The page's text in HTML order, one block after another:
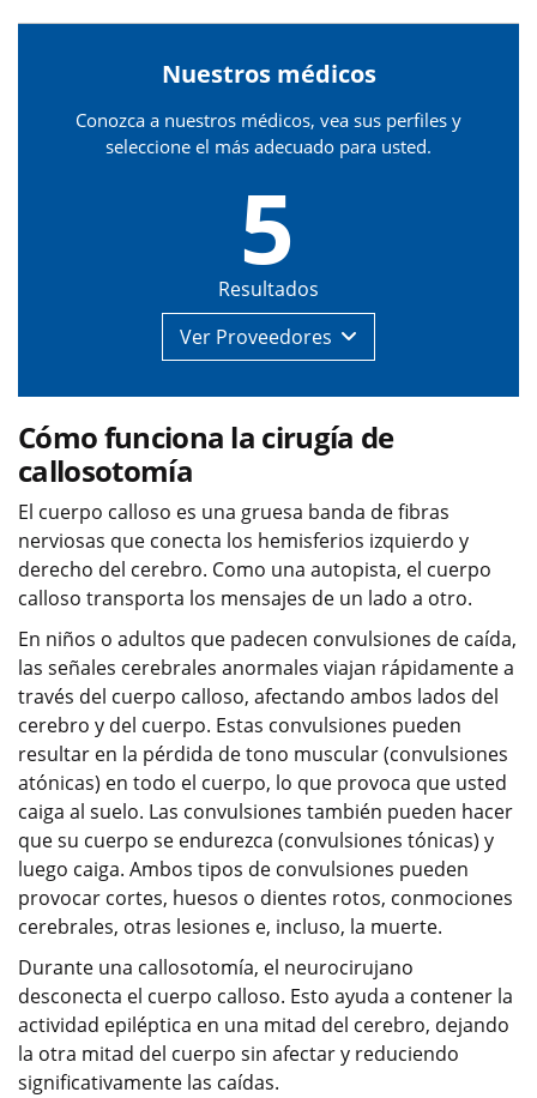
5
Resultados
Ver Proveedores
Nuestros médicos
Conozca a nuestros médicos, vea sus perfiles y
seleccione el más adecuado para usted.
Cómo funciona la cirugía de
callosotomía
El cuerpo calloso es una gruesa banda de fibras
nerviosas que conecta los hemisferios izquierdo y
derecho del cerebro. Como una autopista, el cuerpo
calloso transporta los mensajes de un lado a otro.
En niños o adultos que padecen convulsiones de caída,
las señales cerebrales anormales viajan rápidamente a
través del cuerpo calloso, afectando ambos lados del
cerebro y del cuerpo. Estas convulsiones pueden
resultar en la pérdida de tono muscular (convulsiones
atónicas) en todo el cuerpo, lo que provoca que usted
caiga al suelo. Las convulsiones también pueden hacer
que su cuerpo se endurezca (convulsiones tónicas) y
luego caiga. Ambos tipos de convulsiones pueden
provocar cortes, huesos o dientes rotos, conmociones
cerebrales, otras lesiones e, incluso, la muerte.
Durante una callosotomía, el neurocirujano
desconecta el cuerpo calloso. Esto ayuda a contener la
actividad epiléptica en una mitad del cerebro, dejando
la otra mitad del cuerpo sin afectar y reduciendo
significativamente las caídas.